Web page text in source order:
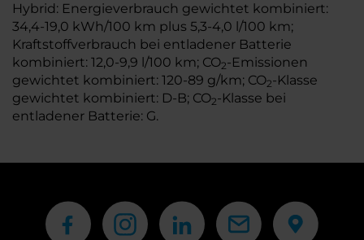
Hybrid: Energieverbrauch gewichtet kombiniert:
34,4-19,0 kWh/100 km plus 5,3-4,0 l/100 km;
Kraftstoffverbrauch bei entladener Batterie
kombiniert: 12,0-9,9 l/100 km; CO2-Emissionen
gewichtet kombiniert: 120-89 g/km; CO2-Klasse
gewichtet kombiniert: D-B; CO2-Klasse bei
entladener Batterie: G.